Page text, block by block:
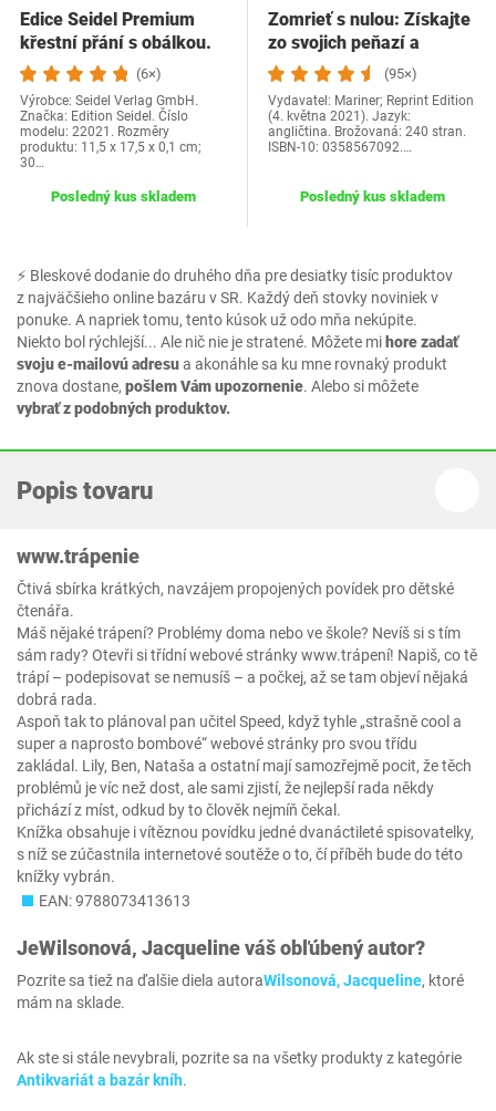
⚡ Bleskové dodanie do druhého dňa pre desiatky tisíc produktov
z najväčšieho online bazáru v SR. Každý deň stovky noviniek v
ponuke. A napriek tomu, tento kúsok už odo mňa nekúpite.
Niekto bol rýchlejší... Ale nič nie je stratené. Môžete mihore zadať
svoju e-mailovú adresua akonáhle sa ku mne rovnaký produkt
znova dostane, pošlem Vám upozornenie. Alebo si môžete
vybrať z podobných produktov.
Edice Seidel Premium
křestní přání s obálkou.
Přání ke křtu…(6×)
Výrobce: Seidel Verlag GmbH.
Značka: Edition Seidel. Číslo
modelu: 22021. Rozměry
produktu: 11,5 x 17,5 x 0,1 cm;
30…
Posledný kus skladem
Zomrieť s nulou: Získajte
zo svojich peňazí a
života…
(95×)
Vydavatel: Mariner; Reprint Edition
(4. května 2021). Jazyk:
angličtina. Brožovaná: 240 stran.
ISBN-10: 0358567092.…
Posledný kus skladem
Popis tovaru
www.trápenie
Čtivá sbírka krátkých, navzájem propojených povídek pro dětské
čtenářa.
Máš nějaké trápení? Problémy doma nebo ve škole? Nevíš si s tím
sám rady? Otevři si třídní webové stránky www.trápení! Napiš, co tě
trápí – podepisovat se nemusíš – a počkej, až se tam objeví nějaká
dobrá rada.
Aspoň tak to plánoval pan učitel Speed, když tyhle „strašně cool a
super a naprosto bombové“ webové stránky pro svou třídu
zakládal. Lily, Ben, Nataša a ostatní mají samozřejmě pocit, že těch
problémů je víc než dost, ale sami zjistí, že nejlepší rada někdy
přichází z míst, odkud by to člověk nejmíň čekal.
Knížka obsahuje i vítěznou povídku jedné dvanáctileté spisovatelky,
s níž se zúčastnila internetové soutěže o to, čí příběh bude do této
knížky vybrán.
EAN: 9788073413613
JeWilsonová, Jacquelineváš obľúbený autor?
Pozrite sa tiež na ďalšie diela autoraWilsonová, Jacqueline, ktoré
mám na sklade.
Ak ste si stále nevybrali, pozrite sa na všetky produkty z kategórie
Antikvariát a bazár kníh.